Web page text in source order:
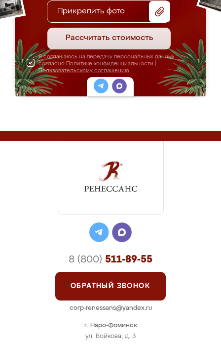
Прикрепить фото
Рассчитать стоимость
Я соглашаюсь на передачу персональных данных
согласно Политике конфиденциальности
Пользовательскому соглашению
г. Наро-Фоминск
ул. Войкова, д. 3
8 (800) 511-89-55
ОБРАТНЫЙ ЗВОНОК
corp-renessans@yandex.ru